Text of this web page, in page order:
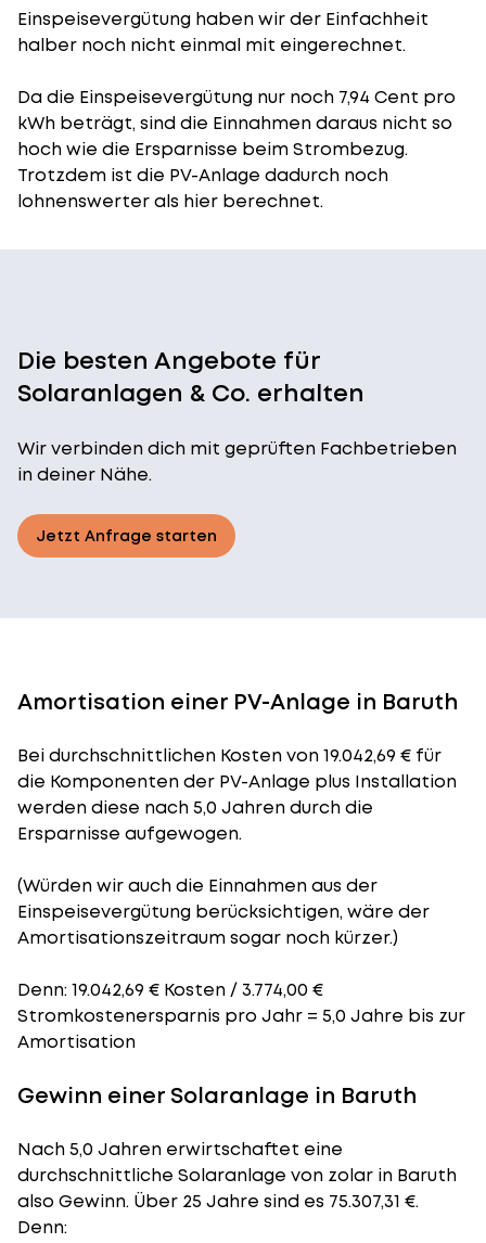
Einspeisevergütung haben wir der Einfachheit
halber noch nicht einmal mit eingerechnet.
Da die Einspeisevergütung nur noch 7,94 Cent pro
kWh beträgt, sind die Einnahmen daraus nicht so
hoch wie die Ersparnisse beim Strombezug.
Trotzdem ist die PV-Anlage dadurch noch
lohnenswerter als hier berechnet.
Die besten Angebote für
Solaranlagen & Co. erhalten
Wir verbinden dich mit geprüften Fachbetrieben
in deiner Nähe.
Jetzt Anfrage starten
Amortisation einer PV-Anlage in Baruth
Bei durchschnittlichen Kostenvon 19.042,69 € für
die Komponenten der PV-Anlage plus Installation
werden diese nach 5,0 Jahren durch die
Ersparnisse aufgewogen.
(Würden wir auch die Einnahmen aus der
Einspeisevergütung berücksichtigen, wäre der
Amortisationszeitraumsogar noch kürzer.)
Denn: 19.042,69 € Kosten / 3.774,00 €
Stromkostenersparnis pro Jahr = 5,0 Jahre bis zur
Amortisation
Gewinn einer Solaranlage in Baruth
Nach 5,0 Jahren erwirtschaftet eine
durchschnittliche Solaranlage von zolar in Baruth
also Gewinn. Über 25 Jahre sind es 75.307,31 €.
Denn: